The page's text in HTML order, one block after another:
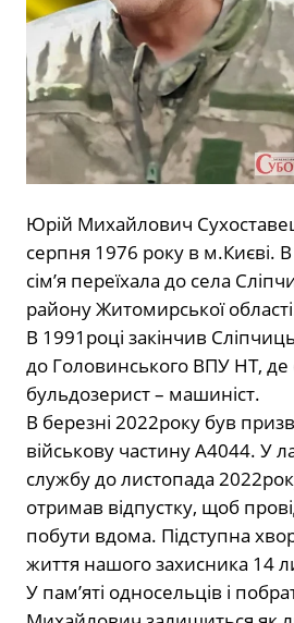
Юрій Михайлович
серпня 1976 року в м.Києві.
сім’я переїхала до села
району Житомирської
В 1991році закінчив
до Головинського ВПУ НТ,
бульдозерист – машиніст.
В березні 2022року був
військову частину А4044. У
службу до листопада
отримав відпустку, щоб
побути вдома. Підступна
життя нашого захисника 14
У пам’яті односельців і